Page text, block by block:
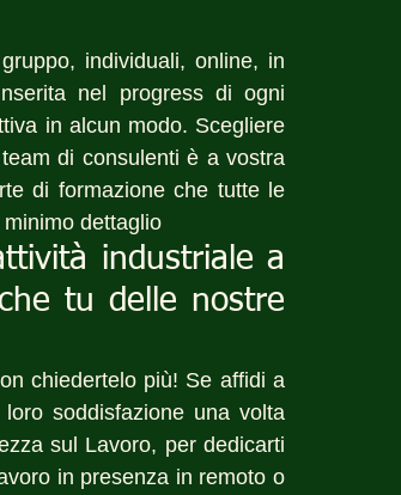
individuali, online, in
nel progress di ogni
in alcun modo. Scegliere
di consulenti è a vostra
di formazione che tutte le
dettaglio
industriale a
tu delle nostre
chiedertelo più! Se affidi a
soddisfazione una volta
sul Lavoro, per dedicarti
in presenza in remoto o